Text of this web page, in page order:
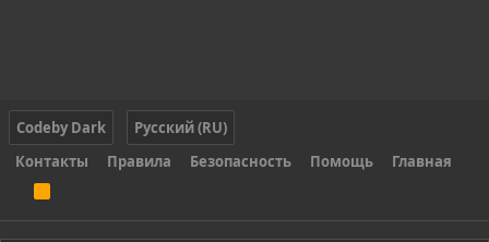
Codeby Dark
Русский (RU)
Контакты
Правила Безопасность Помощь Главная
S